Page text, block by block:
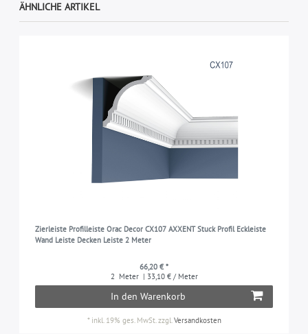
ÄHNLICHE ARTIKEL
Zierleiste Profilleiste Orac Decor CX107 AXXENT Stuck Profil Eckleiste
Wand Leiste Decken Leiste 2 Meter
66,20 € *
2 Meter | 33,10 € / Meter
In den Warenkorb
* inkl. 19% ges. MwSt. zzgl. Versandkosten